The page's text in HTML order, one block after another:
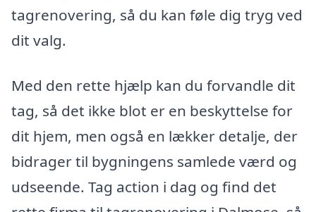
tagrenovering, så du kan føle dig tryg ved
dit valg.
Med den rette hjælp kan du forvandle dit
tag, så det ikke blot er en beskyttelse for
dit hjem, men også en lækker detalje, der
bidrager til bygningens samlede værd og
udseende. Tag action i dag og find det